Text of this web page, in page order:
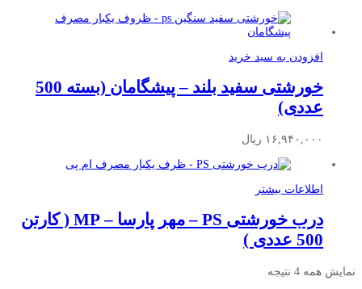
افزودن به سبد خرید
خورشتی سفید بلند – پیشگامان (بسته 500
عددی)
۱۶,۹۴۰,۰۰۰ ریال
اطلاعات بیشتر
درب خورشتی PS – مهر پارسا – MP ( کارتن
500 عددی )
نمایش همه 4 نتیجه